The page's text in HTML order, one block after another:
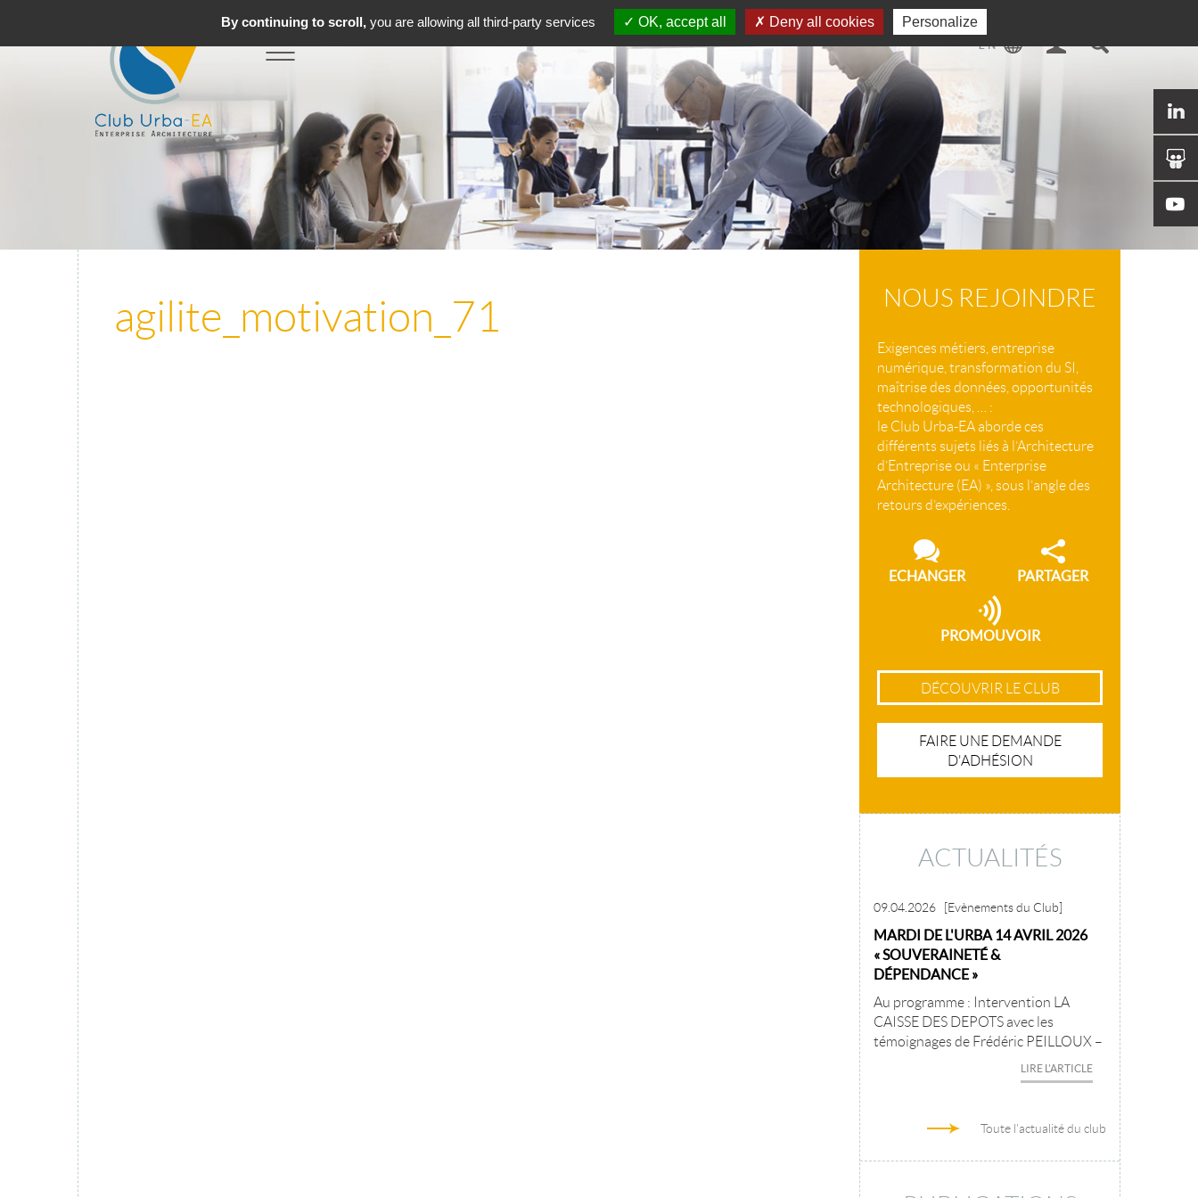
Toggle
navigation
agilite_motivation_71 NOUS REJOINDRE
Exigences métiers, entreprise
numérique, transformation du SI,
maîtrise des données, opportunités
technologiques, … :
le Club Urba-EA aborde ces
différents sujets liés à l’Architecture
d’Entreprise ou « Enterprise
Architecture (EA) », sous l’angle des
retours d’expériences.
ECHANGER PARTAGER
PROMOUVOIR
DÉCOUVRIR LE CLUB
FAIRE UNE DEMANDE
D'ADHÉSION
ACTUALITÉS
09.04.2026 [Evènements du Club]
MARDI DE L'URBA 14 AVRIL 2026
« SOUVERAINETÉ &
DÉPENDANCE »
Au programme : Intervention LA
CAISSE DES DEPOTS avec les
témoignages de Frédéric PEILLOUX –
LIRE L'ARTICLE
Toute l'actualité du club
By continuing to scroll,you are allowing all third-party services OK, accept all Deny all cookies Personalize